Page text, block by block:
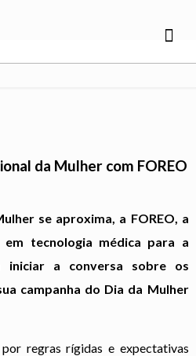
da Mulher com FOREO
se aproxima, a FOREO, a
em tecnologia médica para a
a conversa sobre os
campanha do Dia da Mulher
regras rígidas e expectativas